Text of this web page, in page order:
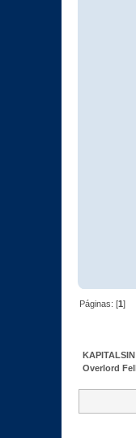
Páginas: [1]
KAPITALSIN
Overlord